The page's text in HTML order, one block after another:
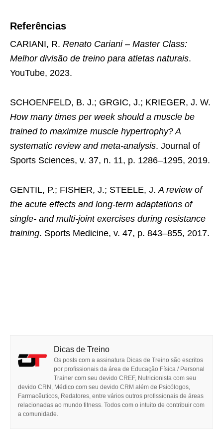
Referências
CARIANI, R. Renato Cariani – Master Class:
Melhor divisão de treino para atletas naturais.
YouTube, 2023.
SCHOENFELD, B. J.; GRGIC, J.; KRIEGER, J. W.
How many times per week should a muscle be
trained to maximize muscle hypertrophy? A
systematic review and meta-analysis. Journal of
Sports Sciences, v. 37, n. 11, p. 1286–1295, 2019.
GENTIL, P.; FISHER, J.; STEELE, J.A review of
the acute effects and long-term adaptations of
single- and multi-joint exercises during resistance
training. Sports Medicine, v. 47, p. 843–855, 2017.
Dicas de Treino
Os posts com a assinatura Dicas de Treino são escritos
por profissionais da área de Educação Física / Personal
Trainer com seu devido CREF, Nutricionista com seu
devido CRN, Médico com seu devido CRM além de Psicólogos,
Farmacêuticos, Redatores, entre vários outros profissionais de áreas
relacionadas ao mundo fitness. Todos com o intuito de contribuir com
a comunidade.